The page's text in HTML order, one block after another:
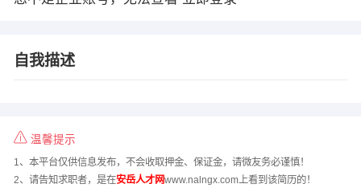
自我描述
温馨提示
1、本平台仅供信息发布，不会收取押金、保证金，请微友务必谨慎！
2、请告知求职者，是在安岳人才网www.nalngx.com上看到该简历的！